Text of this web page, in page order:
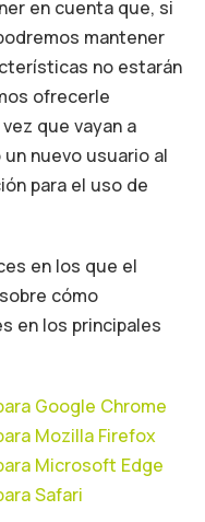
en cuenta que, si
mantener
no estarán
ofrecerle
que vayan a
nuevo usuario al
para el uso de
en los que el
cómo
en los principales
Google Chrome
Mozilla Firefox
Microsoft Edge
Safari